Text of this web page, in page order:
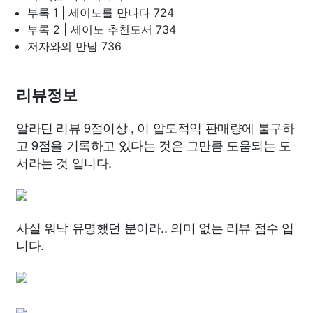
부록 1 | 세이노를 만나다 724
부록 2 | 세이노 추천도서 734
저자와의 만남 736
리뷰정보
알라딘 리뷰 9점이상 , 이 압도적익 판매량에 불구하
고 9점을 기록하고 있다는 것은 그만큼 도움되는 도
서라는 것 입니다.
사실 워낙 유명했던 분이라.. 의미 없는 리뷰 점수 입
니다.